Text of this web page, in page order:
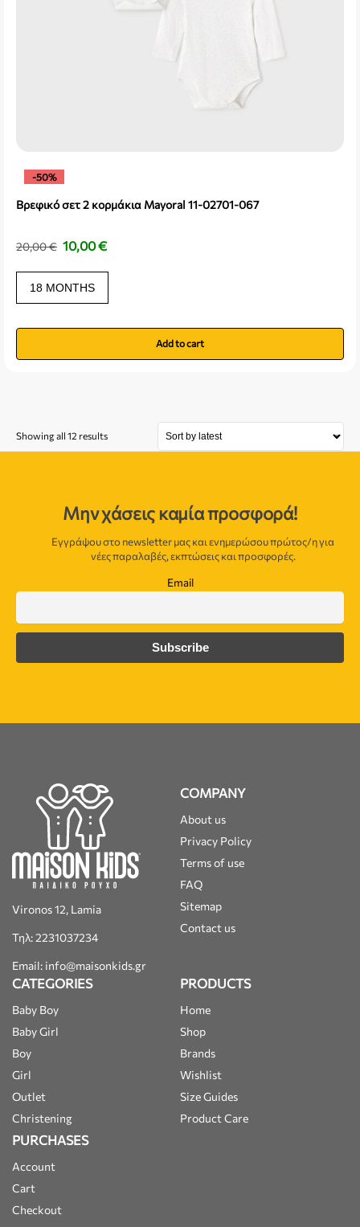
-50%
Βρεφικό σετ 2 κορμάκια Mayoral 11-02701-067
20,00€ 10,00€
18 MONTHS
Add to cart
Showing all 12 results
Μην χάσεις καμία προσφορά!
Εγγράψου στο newsletter μας και ενημερώσου πρώτος/η για
νέες παραλαβές, εκπτώσεις και προσφορές.
Email
Vironos 12, Lamia
Τηλ: 2231037234
Email: info@maisonkids.gr
COMPANY
About us
Privacy Policy
Terms of use
FAQ
Sitemap
Contact us
CATEGORIES
Baby Boy
Baby Girl
Boy
Girl
Outlet
Christening
PRODUCTS
Home
Shop
Brands
Wishlist
Size Guides
Product Care
PURCHASES
Account
Cart
Checkout